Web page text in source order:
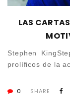
LAS
Stephen
prolíficos de la
0 SHARE